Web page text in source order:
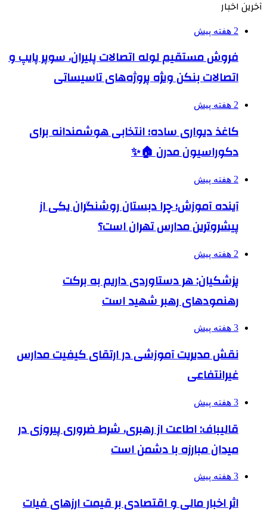
آخرین اخبار
2 هفته پیش
فروش مستقیم لوله اتصالات پلیران، سوپر پایپ و
اتصالات بنکن ویژه پروژه‌های تاسیساتی
2 هفته پیش
کاغذ دیواری ساده؛ انتخابی هوشمندانه برای
دکوراسیون مدرن 🏠✨
2 هفته پیش
آینده آموزش؛ چرا دبستان روشنگران یکی از
پیشروترین مدارس تهران است؟
2 هفته پیش
پزشکیان: هر دستاوردی داریم به برکت
رهنمودهای رهبر شهید است
3 هفته پیش
نقش مدیریت آموزشی در ارتقای کیفیت مدارس
غیرانتفاعی
3 هفته پیش
قالیباف: اطاعت از رهبری، شرط ضروری پیروزی در
میدان مبارزه با دشمن است
3 هفته پیش
اثر اخبار مالی و اقتصادی بر قیمت ارزهای فیات